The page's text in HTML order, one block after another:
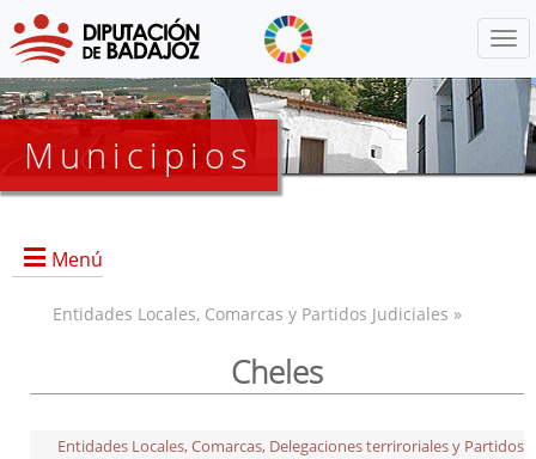
Municipios
Menú
Entidades Locales, Comarcas y Partidos Judiciales »
Cheles
Entidades Locales, Comarcas, Delegaciones terriroriales y Partidos